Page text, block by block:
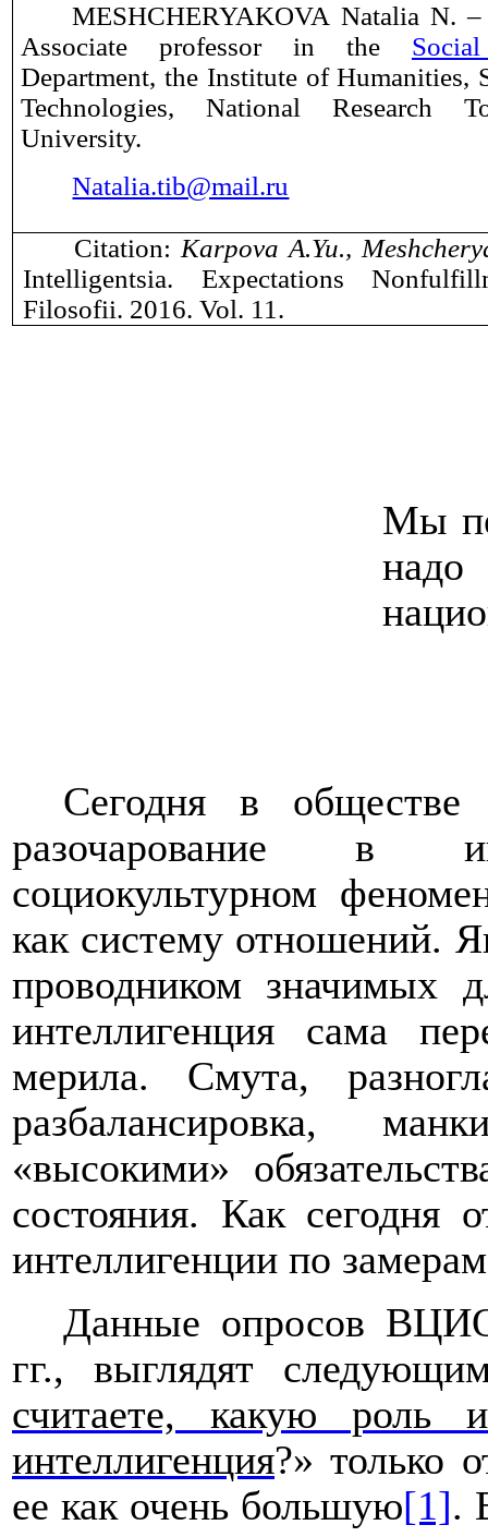
MESHCHERYAKOVA Natalia N.
Associate professorin the
Department, the Institute of Humanities,
Technologies, National Research
University.
Natalia.tib@mail.ru
Citation:Karpova A.Yu.,
Intelligentsia. Expectations
Filosofii. 2016. Vol. 11.
Мы
Сегодня в обществе
разочарование в
социокультурном
как систему отношений.
проводником значимых
интеллигенция сама
мерила. Смута,
разбалансировка,
«высокими»
состояния. Как сегодня
интеллигенции по
Данные опросов
гг., выглядят
считаете, какую роль
интеллигенция?»только
ее как очень большую[1].